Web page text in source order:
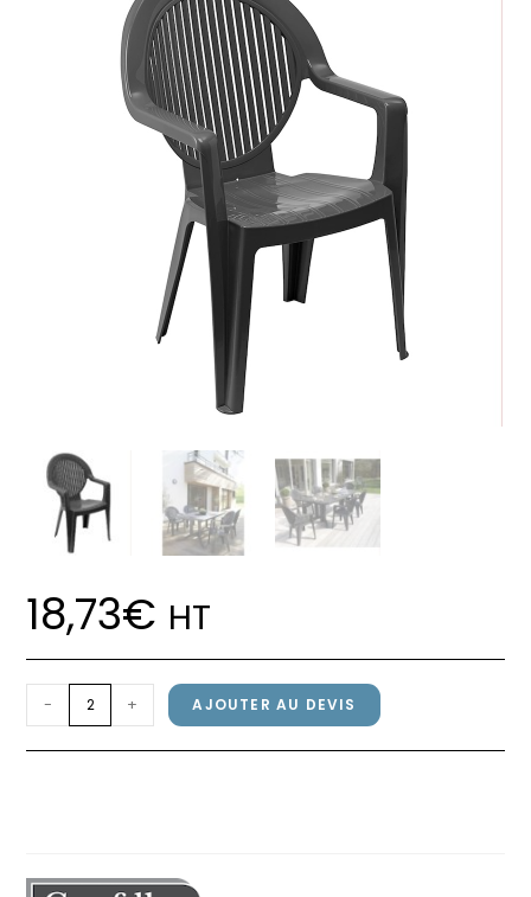
18,73€ HT
quantité
de
Fauteuil
Anthracite
- + AJOUTER AU DEVIS